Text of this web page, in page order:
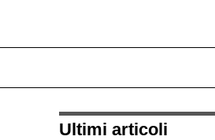
Ultimi articoli